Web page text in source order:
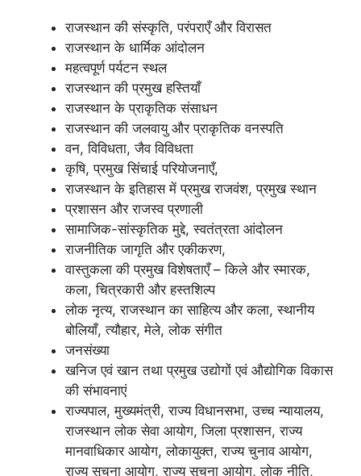
राजस्थान की संस्कृति, परंपराएँ और विरासत
राजस्थान के धार्मिक आंदोलन
महत्वपूर्ण पर्यटन स्थल
राजस्थान की प्रमुख हस्तियाँ
राजस्थान के प्राकृतिक संसाधन
राजस्थान की जलवायु और प्राकृतिक वनस्पति
वन, विविधता, जैव विविधता
कृषि, प्रमुख सिंचाई परियोजनाएँ,
राजस्थान के इतिहास में प्रमुख राजवंश, प्रमुख स्थान
प्रशासन और राजस्व प्रणाली
सामाजिक-सांस्कृतिक मुद्दे, स्वतंत्रता आंदोलन
राजनीतिक जागृति और एकीकरण,
वास्तुकला की प्रमुख विशेषताएँ – किले और स्मारक,
कला, चित्रकारी और हस्तशिल्प
लोक नृत्य, राजस्थान का साहित्य और कला, स्थानीय
बोलियाँ, त्यौहार, मेले, लोक संगीत
जनसंख्या
खनिज एवं खान तथा प्रमुख उद्योगों एवं औद्योगिक विकास
की संभावनाएं
राज्यपाल, मुख्यमंत्री, राज्य विधानसभा, उच्च न्यायालय,
राजस्थान लोक सेवा आयोग, जिला प्रशासन, राज्य
मानवाधिकार आयोग, लोकायुक्त, राज्य चुनाव आयोग,
राज्य सूचना आयोग, राज्य सूचना आयोग, लोक नीति,